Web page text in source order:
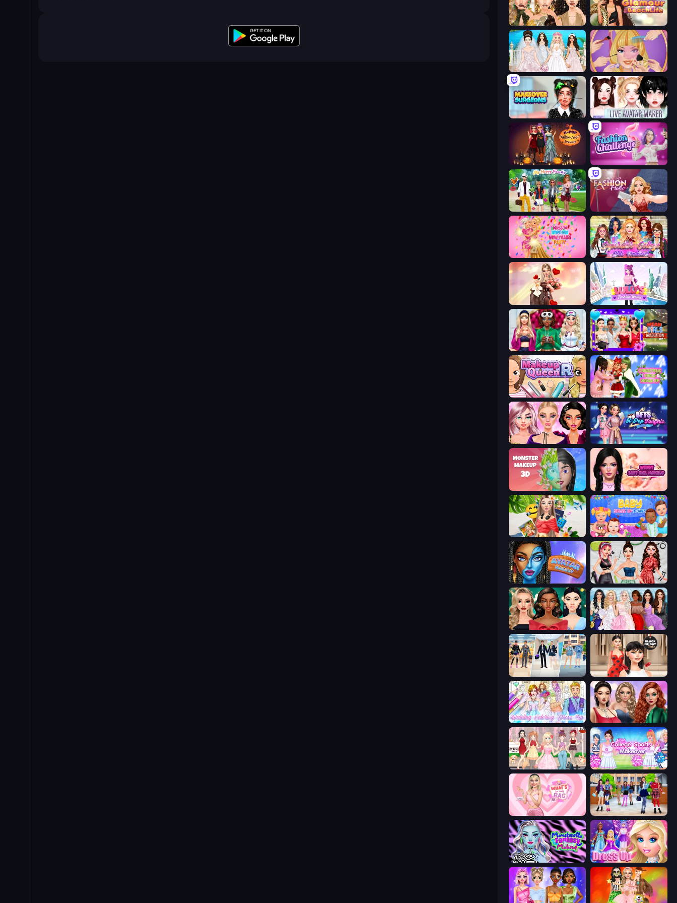
Autumn Glam Gala Glamour Beach Life
Model Wedding Extreme Makeover
Makeover Surgeons Live Avatar Maker: Girls
Fashion Challenge: Catwalk Run
Superstar Family Dress Up Fashion Holic
Dress To Impress: New Year's Party Superstar College Girls Makeover
GRWM Date Night Lulu's Fashion World
BFFs Luxury Loungewear Mean Girls Graduation Day
Make Up Queen R Christmas Girls Dress Up
New Year Makeup Trends BFFs K-Pop Fangirls
Monster Makeup 3D Wendy Soft Girl Makeup
Travel with Me: ASMR Edition Baby Dress Up
Avatar Make Up Brat Girl Summer
New Year's Eve Makeup Model Dress Up Girl
College Girl & Boy Makeover Shopaholic Black Friday
Wedding Coloring Dress Up Game Colored Denim Trends
Anime Girls Dress Up Games College Sport Team Makeover
What's In My Bag High School BFFs: Girls Team
Monsterella Fantasy Makeup Princess Dress Up